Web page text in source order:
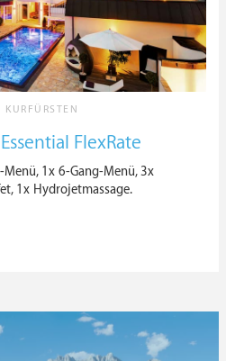
FlexRate
1x 6-Gang-Menü, 3x
1x Hydrojetmassage.